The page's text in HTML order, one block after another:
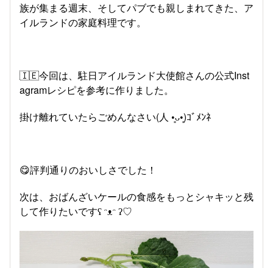
族が集まる週末、そしてパブでも親しまれてきた、ア
イルランドの家庭料理です。
🇮🇪今回は、駐日アイルランド大使館さんの公式Inst
agramレシピを参考に作りました。
掛け離れていたらごめんなさい(⁠人⁠ ⁠•͈⁠ᴗ⁠•͈⁠)ｺﾞﾒﾝﾈ
😋評判通りのおいしさでした！
次は、おばんざいケールの食感をもっとシャキッと残
して作りたいですʕ⁠ ᵔ⁠ᴥ⁠ᵔ⁠ ⁠ʔ♡